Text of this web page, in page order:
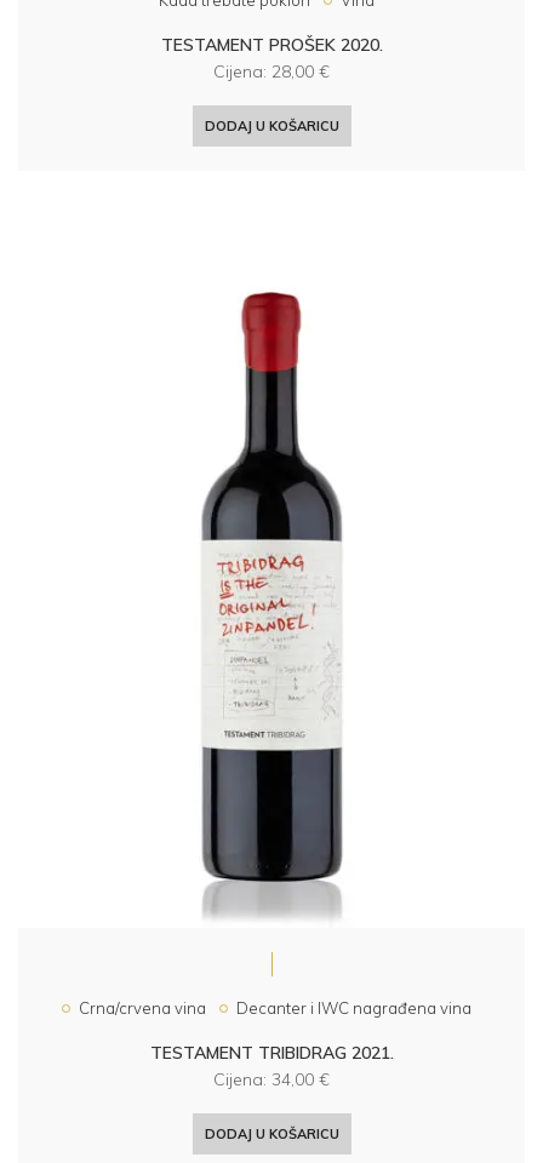
TESTAMENT PROŠEK 2020.
Cijena: 28,00 €
DODAJ U KOŠARICU
Crna/crvena vina Decanter i IWC nagrađena vina
TESTAMENT TRIBIDRAG 2021.
Cijena: 34,00 €
DODAJ U KOŠARICU